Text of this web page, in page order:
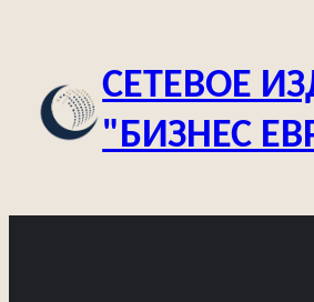
содержимомуСЕТЕВОЕ
"БИЗНЕС